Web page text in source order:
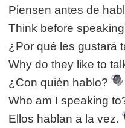
Piensen antes de
Think before
¿Por qué les gustará
Why do they like to
¿Con quién hablo?
Who am I speaking
Ellos hablan a la vez.